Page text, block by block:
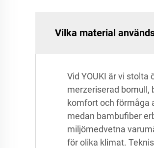
Vilka material
Vid YOUKI är vi
merzeriserad bomull,
komfort och förmåga
medan bambufiber
miljömedvetna
för olika klimat.